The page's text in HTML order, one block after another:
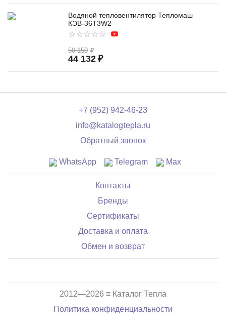
Водяной тепловентилятор Тепломаш
КЭВ-36T3W2
50 150 ₽
44 132 ₽
+7 (952) 942-46-23
info@katalogtepla.ru
Обратный звонок
WhatsApp Telegram Max
Контакты
Бренды
Сертификаты
Доставка и оплата
Обмен и возврат
2012—2026 ≡ Каталог Тепла
Политика конфиденциальности